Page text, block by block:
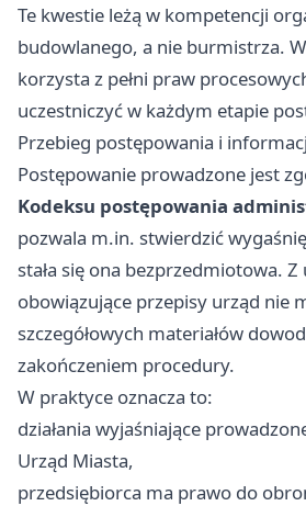
Te kwestie leżą w kompetencji
budowlanego, a nie burmistrza.
korzysta z pełni praw
uczestniczyć w każdym etapie
Przebieg postępowania i
Postępowanie prowadzone jest
Kodeksu postępowania
pozwala m.in. stwierdzić
stała się ona bezprzedmiotowa. Z
obowiązujące przepisy urząd nie
szczegółowych materiałów
zakończeniem procedury.
W praktyce oznacza to:
działania wyjaśniające
Urząd Miasta,
przedsiębiorca ma prawo do